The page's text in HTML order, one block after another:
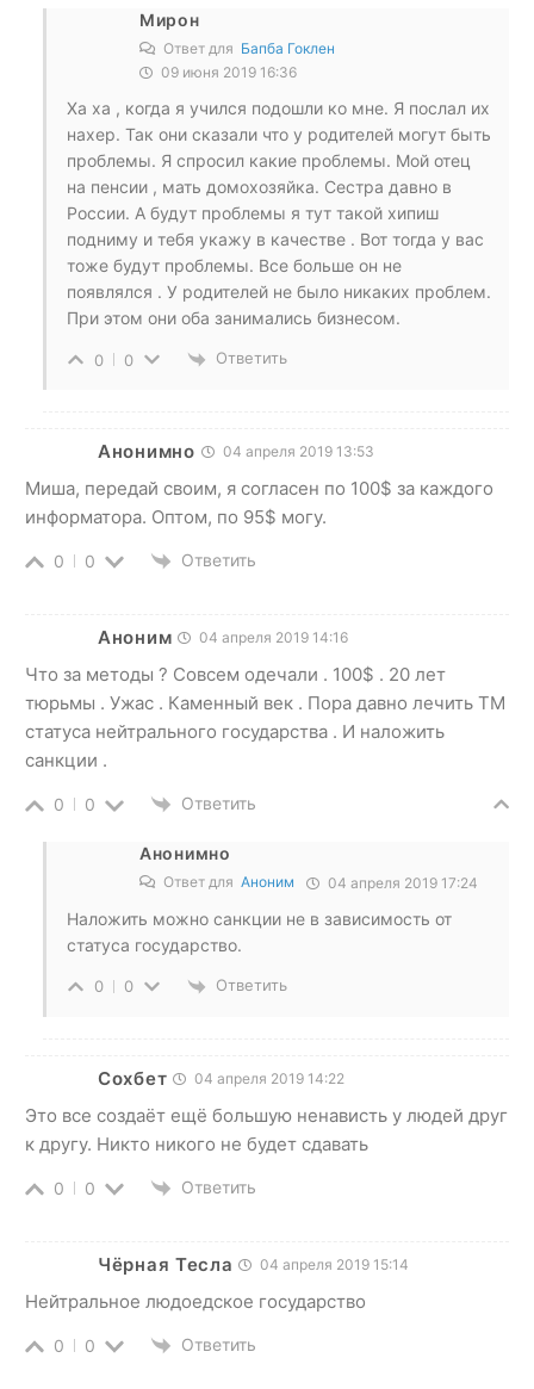
Мирон
Ответ для Бапба Гоклен
09 июня 2019 16:36
Ха ха , когда я учился подошли ко мне. Я послал их
нахер. Так они сказали что у родителей могут быть
проблемы. Я спросил какие проблемы. Мой отец
на пенсии , мать домохозяйка. Сестра давно в
России. А будут проблемы я тут такой хипиш
подниму и тебя укажу в качестве . Вот тогда у вас
тоже будут проблемы. Все больше он не
появлялся . У родителей не было никаких проблем.
При этом они оба занимались бизнесом.
0 0 Ответить
Анонимно 04 апреля 2019 13:53
Миша, передай своим, я согласен по 100$ за каждого
информатора. Оптом, по 95$ могу.
0 0 Ответить
Аноним 04 апреля 2019 14:16
Что за методы ? Совсем одечали . 100$ . 20 лет
тюрьмы . Ужас . Каменный век . Пора давно лечить ТМ
статуса нейтрального государства . И наложить
санкции .
0 0 Ответить
Анонимно
Ответ для Аноним 04 апреля 2019 17:24
Наложить можно санкции не в зависимость от
статуса государство.
0 0 Ответить
Сохбет 04 апреля 2019 14:22
Это все создаёт ещё большую ненависть у людей друг
к другу. Никто никого не будет сдавать
0 0 Ответить
Чёрная Тесла 04 апреля 2019 15:14
Нейтральное людоедское государство
0 0 Ответить